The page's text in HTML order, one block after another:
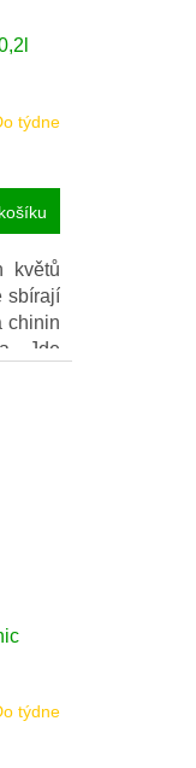
týdne
květů
sbírají
chinin
Jde
týdne